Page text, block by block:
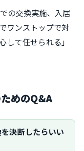
の交換実施、入居
ワンストップで対
して任せられる」
めのQ&A
決断したらいい